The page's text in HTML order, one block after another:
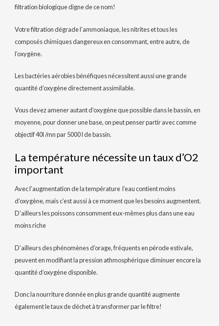
filtration biologique digne de ce nom!
Votre filtration dégrade l’ammoniaque, les nitrites et tous les
composés chimiques dangereux en consommant, entre autre, de
l’oxygène.
Les bactéries aérobies bénéfiques nécessitent aussi une grande
quantité d’oxygène directement assimilable.
Vous devez amener autant d’oxygène que possible dans le bassin, en
moyenne, pour donner une base, on peut penser partir avec comme
objectif 40l /mn par 5000 l de bassin.
La température nécessite un taux d’O2
important
Avec l’augmentation de la température l’eau contient moins
d’oxygène, mais c’est aussi à ce moment que les besoins augmentent.
D’ailleurs les poissons consomment eux-mêmes plus dans une eau
moins riche
D’ailleurs des phénomènes d’orage, fréquents en pérode estivale,
peuvent en modifiant la pression athmosphérique diminuer encore la
quantité d’oxygène disponible.
Donc la nourriture donnée en plus grande quantité augmente
également le taux de déchet à transformer par le filtre!